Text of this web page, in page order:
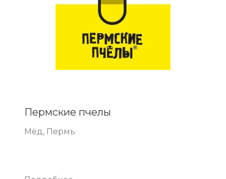
Пермские пчелы
Мёд, Пермь